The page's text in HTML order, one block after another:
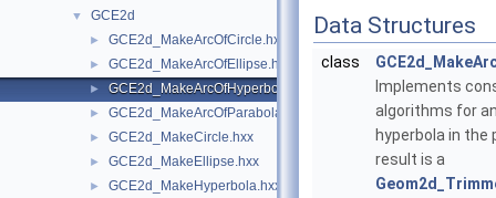
▼ GCE2d
► GCE2d_MakeArcOfCircle.hxx
► GCE2d_MakeArcOfEllipse.hxx
► GCE2d_MakeArcOfHyperbola.hxx
► GCE2d_MakeArcOfParabola.hxx
► GCE2d_MakeCircle.hxx
► GCE2d_MakeEllipse.hxx
► GCE2d_MakeHyperbola.hxx
Data Structures
class
Implements
algorithms for
hyperbola in the
result is a